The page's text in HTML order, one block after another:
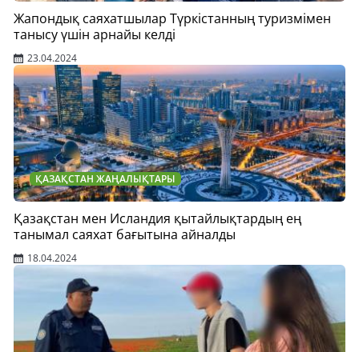
Жапондық саяхатшылар Түркістанның туризмімен
танысу үшін арнайы келді
23.04.2024
ҚАЗАҚСТАН ЖАҢАЛЫҚТАРЫ
Қазақстан мен Исландия қытайлықтардың ең
танымал саяхат бағытына айналды
18.04.2024